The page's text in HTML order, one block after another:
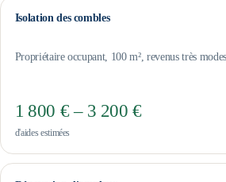
Isolation des combles
Propriétaire occupant, 100 m², revenus très
1 800 € – 3 200 €
d'aides estimées